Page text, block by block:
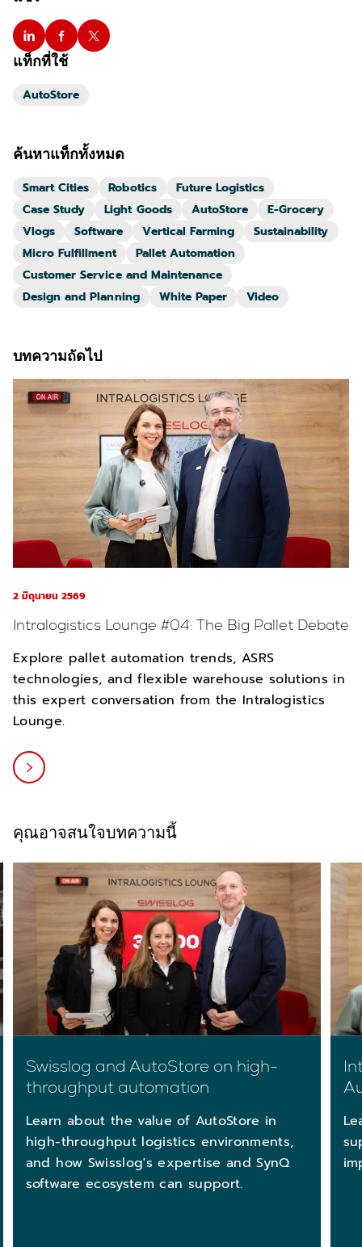
แท็กที่ใช้
AutoStore
ค้นหาแท็กทั้งหมด
Smart Cities Robotics
Future Logistics
Case Study
Light Goods AutoStore
E-Grocery
Vlogs
Software Vertical Farming
Sustainability
Micro Fulfillment
Pallet Automation
Customer Service and Maintenance
Design and Planning
White Paper Video
บทความถัดไป
2 มิถุนายน 2569
Intralogistics Lounge #04: The Big Pallet Debate
Explore pallet automation trends, ASRS
technologies, and flexible warehouse solutions in
this expert conversation from the Intralogistics
Lounge.
คุณอาจสนใจบทความนี้
Swisslog and AutoStore on high-
throughput automation
Learn about the value of AutoStore in
high-throughput logistics environments,
and how Swisslog's expertise and SynQ
software ecosystem can support.